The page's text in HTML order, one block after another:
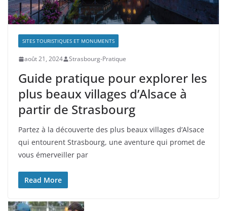
SITES TOURISTIQUES ET MONUMENTS
août 21, 2024 Strasbourg-Pratique
Guide pratique pour explorer les
plus beaux villages d’Alsace à
partir de Strasbourg
Partez à la découverte des plus beaux villages d’Alsace
qui entourent Strasbourg, une aventure qui promet de
vous émerveiller par
Read More